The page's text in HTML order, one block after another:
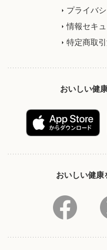
プライバ
情報セキ
特定商取
おいしい健
おいしい健康